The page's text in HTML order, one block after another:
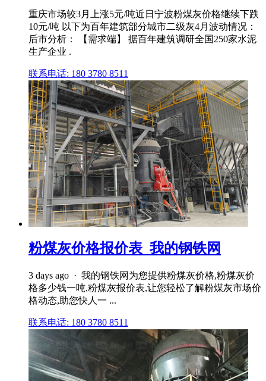
重庆市场较3月上涨5元/吨近日宁波粉煤灰价格继续下跌
10元/吨 以下为百年建筑部分城市二级灰4月波动情况：
后市分析： 【需求端】 据百年建筑调研全国250家水泥
生产企业 .
联系电话: 180 3780 8511
粉煤灰价格报价表_我的钢铁网
3 days ago · 我的钢铁网为您提供粉煤灰价格,粉煤灰价
格多少钱一吨,粉煤灰报价表,让您轻松了解粉煤灰市场价
格动态,助您快人一 ...
联系电话: 180 3780 8511